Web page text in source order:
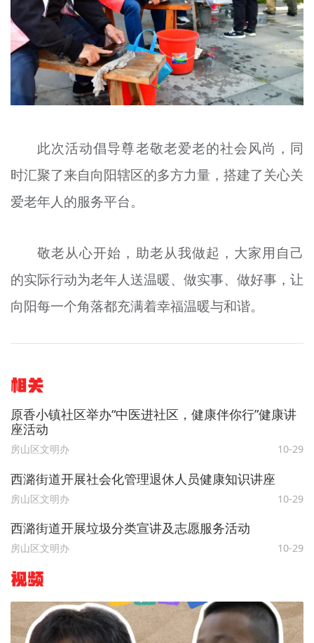
此次活动倡导尊老敬老爱老的社会风尚，同
时汇聚了来自向阳辖区的多方力量，搭建了关心关
爱老年人的服务平台。
敬老从心开始，助老从我做起，大家用自己
的实际行动为老年人送温暖、做实事、做好事，让
向阳每一个角落都充满着幸福温暖与和谐。
相关
原香小镇社区举办“中医进社区，健康伴你行”健康讲
座活动
房山区文明办 10-29
西潞街道开展社会化管理退休人员健康知识讲座
房山区文明办 10-29
西潞街道开展垃圾分类宣讲及志愿服务活动
房山区文明办 10-29
视频